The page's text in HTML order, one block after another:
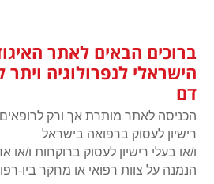
האיגוד הישראלי לנפרולוגיה
לחץ דם
ברוכים הבאים לאתר
הישראלי לנפרולוגיה ויתר
דם
הכניסה לאתר מותרת אך ורק
רישיון לעסוק ברפואה בישראל
ו/או בעלי רישיון לעסוק ברוקחות ו/או
הנמנה על צוות רפואי או מחקר ביו-